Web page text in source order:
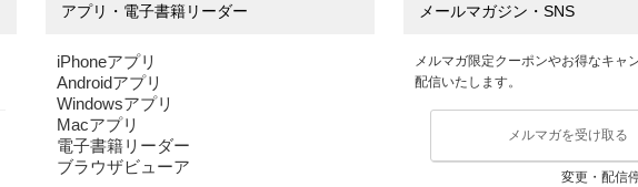
アプリ・電子書籍リーダー
iPhoneアプリ
Androidアプリ
Windowsアプリ
Macアプリ
電子書籍リーダー
ブラウザビューア
メールマガジン・SNS
メルマガ限定クーポンやお得なキャ
配信いたします。
メルマガを受け取る
変更・配信